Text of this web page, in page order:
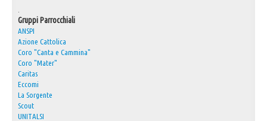
Gruppi Parrocchiali
ANSPI
Azione Cattolica
Coro "Canta e Cammina"
Coro "Mater"
Caritas
Eccomi
La Sorgente
Scout
UNITALSI